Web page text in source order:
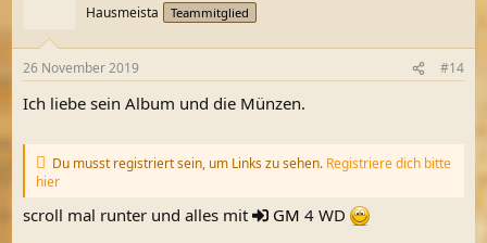
e
:
Hausmeista Teammitglied
26 November 2019 #14
Ich liebe sein Album und die Münzen.
Du musst registriert sein, um Links zu sehen. Registriere dich bitte
hier
scroll mal runter und alles mit GM 4 WD